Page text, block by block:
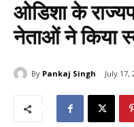
ओडिशा के
नेताओं ने किया
By Pankaj Singh July 17,